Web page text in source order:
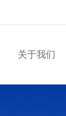
关于我们